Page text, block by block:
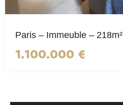
Paris – Immeuble – 218m²
1.100.000 €